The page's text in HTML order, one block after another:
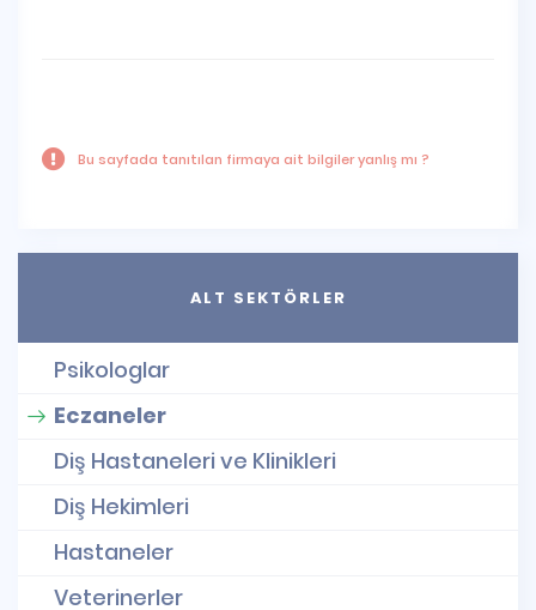
Bu sayfada tanıtılan firmaya ait bilgiler yanlış mı ?
ALT SEKTÖRLER
Psikologlar
Eczaneler
Diş Hastaneleri ve Klinikleri
Diş Hekimleri
Hastaneler
Veterinerler